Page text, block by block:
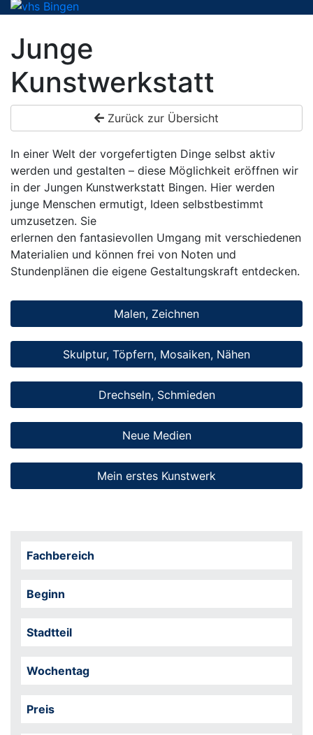
Junge
Kunstwerkstatt
Zurück zur Übersicht
In einer Welt der vorgefertigten Dinge selbst aktiv
werden und gestalten – diese Möglichkeit eröffnen wir
in der Jungen Kunstwerkstatt Bingen. Hier werden
junge Menschen ermutigt, Ideen selbstbestimmt
umzusetzen. Sie
erlernen den fantasievollen Umgang mit verschiedenen
Materialien und können frei von Noten und
Stundenplänen die eigene Gestaltungskraft entdecken.
Malen, Zeichnen
Skulptur, Töpfern, Mosaiken, Nähen
Drechseln, Schmieden
Neue Medien
Mein erstes Kunstwerk
Fachbereich
Beginn
Stadtteil
Wochentag
Preis